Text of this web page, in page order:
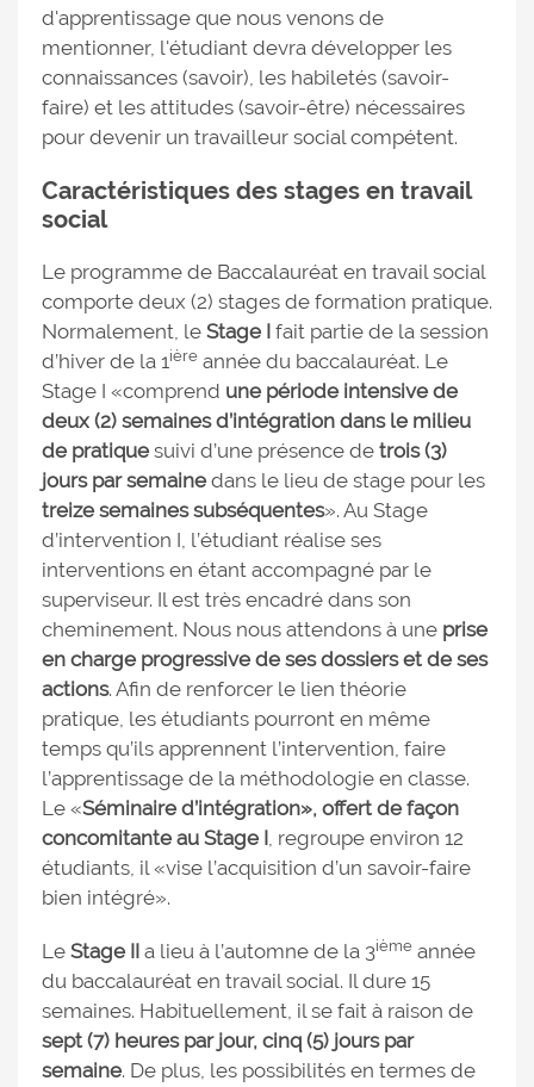
d'apprentissage que nous venons de
mentionner, l'étudiant devra développer les
connaissances (savoir), les habiletés (savoir-
faire) et les attitudes (savoir-être) nécessaires
pour devenir un travailleur social compétent.
Caractéristiques des stages en travail
social
Le programme de Baccalauréat en travail social
comporte deux (2) stages de formation pratique.
Normalement, le Stage I fait partie de la session
d’hiver de la 1ière année du baccalauréat. Le
Stage I «comprend une période intensive de
deux (2) semaines d’intégration dans le milieu
de pratiquesuivi d’une présence de trois (3)
jours par semainedans le lieu de stage pour les
treize semaines subséquentes». Au Stage
d’intervention I, l’étudiant réalise ses
interventions en étant accompagné par le
superviseur. Il est très encadré dans son
cheminement. Nous nous attendons à une prise
en charge progressive de ses dossiers et de ses
actions. Afin de renforcer le lien théorie
pratique, les étudiants pourront en même
temps qu’ils apprennent l’intervention, faire
l’apprentissage de la méthodologie en classe.
Le «Séminaire d’intégration», offert de façon
concomitante au Stage I, regroupe environ 12
étudiants, il «vise l’acquisition d’un savoir-faire
bien intégré».
Le Stage II a lieu à l’automne de la 3ième année
du baccalauréat en travail social. Il dure 15
semaines. Habituellement, il se fait à raison de
sept (7) heures par jour, cinq (5) jours par
semaine. De plus, les possibilités en termes de